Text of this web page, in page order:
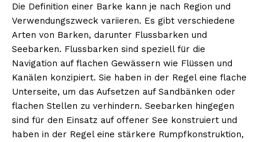
Die Definition einer Barke kann je nach Region und
Verwendungszweck variieren. Es gibt verschiedene
Arten von Barken, darunter Flussbarken und
Seebarken. Flussbarken sind speziell für die
Navigation auf flachen Gewässern wie Flüssen und
Kanälen konzipiert. Sie haben in der Regel eine flache
Unterseite, um das Aufsetzen auf Sandbänken oder
flachen Stellen zu verhindern. Seebarken hingegen
sind für den Einsatz auf offener See konstruiert und
haben in der Regel eine stärkere Rumpfkonstruktion,